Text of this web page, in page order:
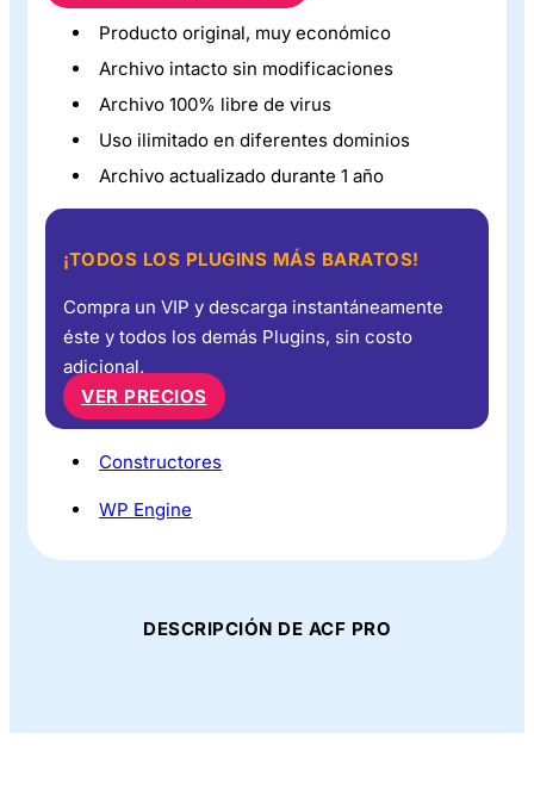
Producto original, muy económico
Archivo intacto sin modificaciones
Archivo 100% libre de virus
Uso ilimitado en diferentes dominios
Archivo actualizado durante 1 año
¡TODOS LOS PLUGINS MÁS BARATOS!
Compra un VIP y descarga instantáneamente
éste y todos los demás Plugins, sin costo
adicional.
VER PRECIOS
Constructores
WP Engine
DESCRIPCIÓN DE ACF PRO